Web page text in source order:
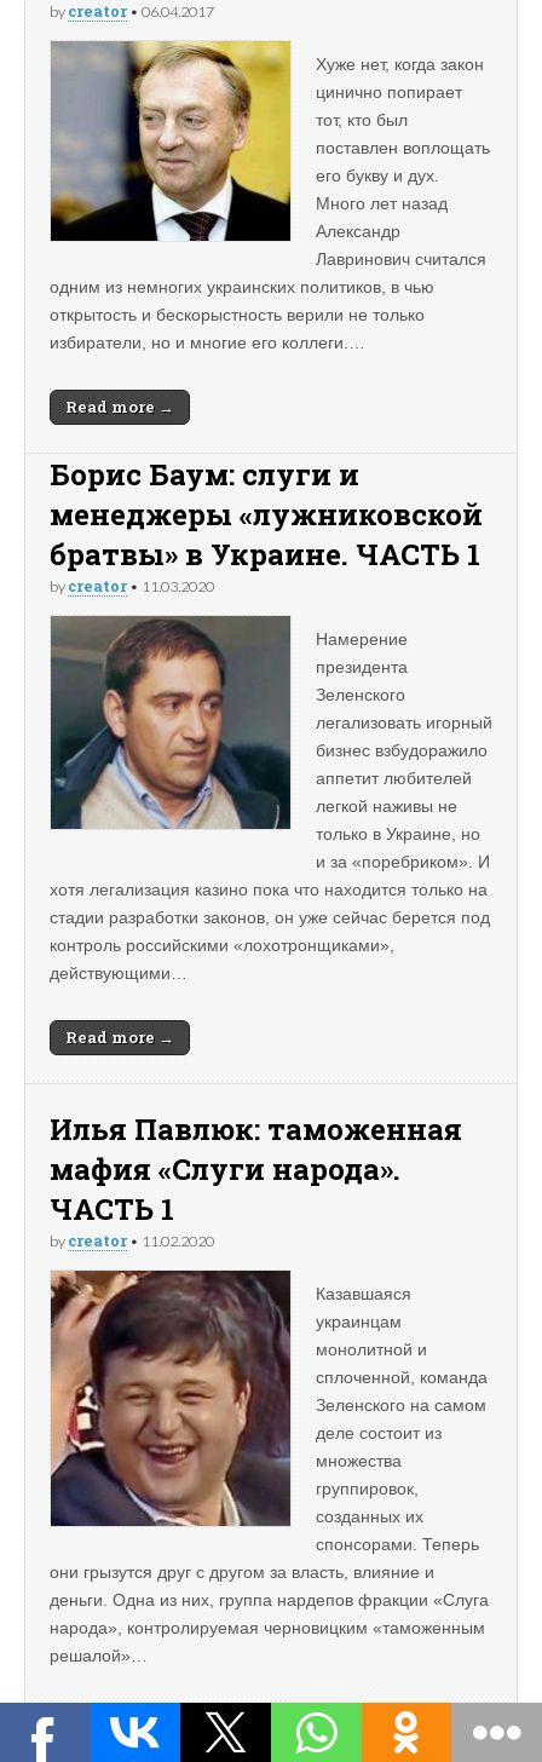
by creator• 06.04.2017
Хуже нет, когда закон
цинично попирает
тот, кто был
поставлен воплощать
его букву и дух.
Много лет назад
Александр
Лавринович считался
одним из немногих украинских политиков, в чью
открытость и бескорыстность верили не только
избиратели, но и многие его коллеги.…
Read more →
Борис Баум: слуги и
менеджеры «лужниковской
братвы» в Украине. ЧАСТЬ 1
by creator• 11.03.2020
Намерение
президента
Зеленского
легализовать игорный
бизнес взбудоражило
аппетит любителей
легкой наживы не
только в Украине, но
и за «поребриком». И
хотя легализация казино пока что находится только на
стадии разработки законов, он уже сейчас берется под
контроль российскими «лохотронщиками»,
действующими…
Read more →
Илья Павлюк: таможенная
мафия «Слуги народа».
ЧАСТЬ 1
by creator• 11.02.2020
Казавшаяся
украинцам
монолитной и
сплоченной, команда
Зеленского на самом
деле состоит из
множества
группировок,
созданных их
спонсорами. Теперь
они грызутся друг с другом за власть, влияние и
деньги. Одна из них, группа нардепов фракции «Слуга
народа», контролируемая черновицким «таможенным
решалой»…
Read more →